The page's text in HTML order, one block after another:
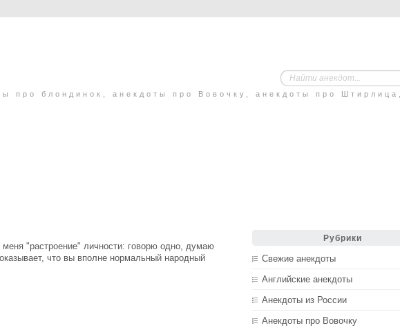
про блондинок, анекдоты про Вовочку, анекдоты про Штирлица,
"растроение" личности: говорю одно, думаю
что вы вполне нормальный народный
Рубрики
Свежие анекдоты
Английские анекдоты
Анекдоты из России
Анекдоты про Вовочку